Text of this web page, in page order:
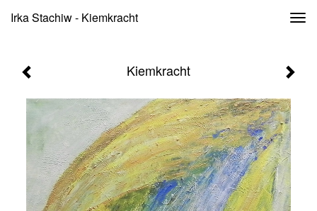
Irka Stachiw - Kiemkracht
Kiemkracht